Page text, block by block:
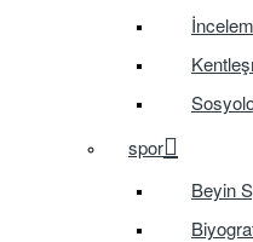
spor
Beyin